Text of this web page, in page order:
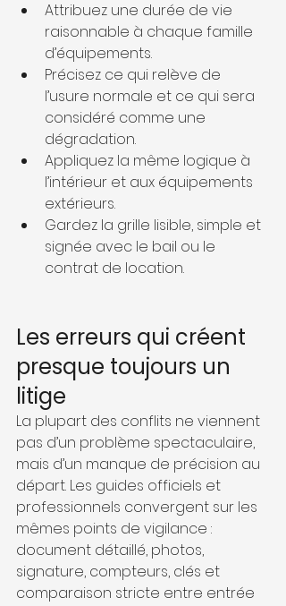
Attribuez une durée de vie
raisonnable à chaque famille
d’équipements.
Précisez ce qui relève de
l’usure normale et ce qui sera
considéré comme une
dégradation.
Appliquez la même logique à
l’intérieur et aux équipements
extérieurs.
Gardez la grille lisible, simple et
signée avec le bail ou le
contrat de location.
Les erreurs qui créent
presque toujours un
litige
La plupart des conflits ne viennent
pas d’un problème spectaculaire,
mais d’un manque de précision au
départ. Les guides officiels et
professionnels convergent sur les
mêmes points de vigilance :
document détaillé, photos,
signature, compteurs, clés et
comparaison stricte entre entrée